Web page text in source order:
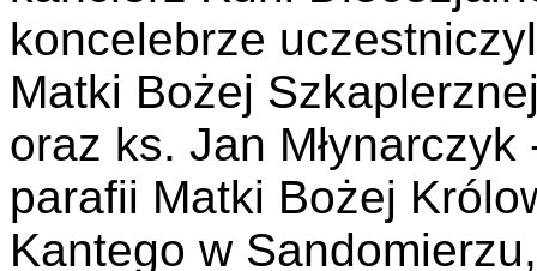
koncelebrze
Matki Bożej
oraz ks. Jan
parafii Matki Bożej
Kantego w